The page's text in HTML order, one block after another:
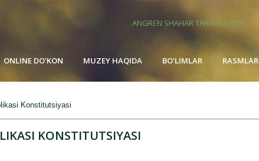
ANGREN SHAHAR TARIXI MUZEYI
ONLINE DO'KON MUZEY HAQIDA BO'LIMLAR RASMLAR
Konstitutsiyasi
KONSTITUTSIYASI